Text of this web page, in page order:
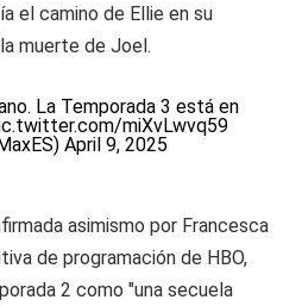
el camino de Ellie en su
muerte de Joel.
La Temporada 3 está en
miXvLwvq59
April 9, 2025
asimismo por Francesca
de programación de HBO,
2 como "una secuela